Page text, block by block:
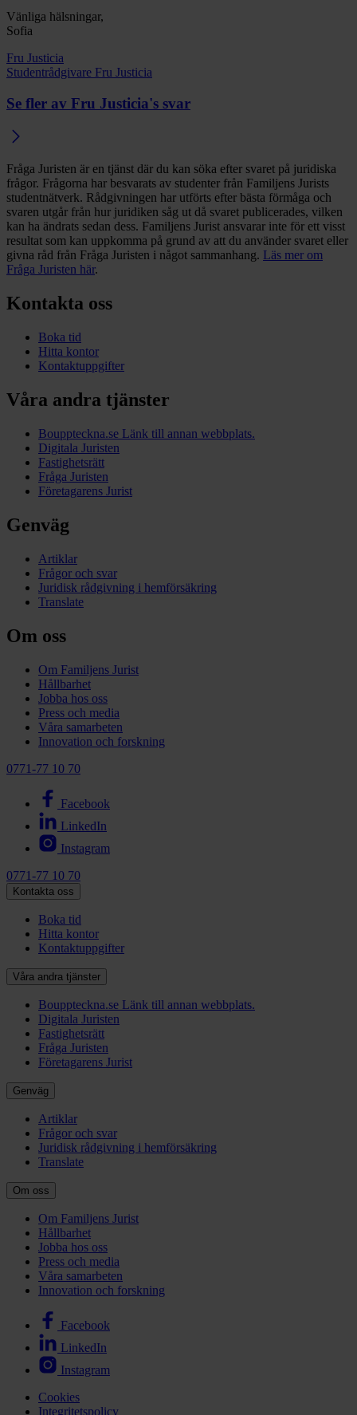
Vänliga hälsningar,
Sofia
Fru Justicia
Studentrådgivare Fru Justicia
Se fler av Fru Justicia's svar
Fråga Juristen är en tjänst där du kan söka efter svaret på juridiska
frågor. Frågorna har besvarats av studenter från Familjens Jurists
studentnätverk. Rådgivningen har utförts efter bästa förmåga och
svaren utgår från hur juridiken såg ut då svaret publicerades, vilken
kan ha ändrats sedan dess. Familjens Jurist ansvarar inte för ett visst
resultat som kan uppkomma på grund av att du använder svaret eller
givna råd från Fråga Juristen i något sammanhang. Läs mer om
Fråga Juristen här.
Kontakta oss
Boka tid
Hitta kontor
Kontaktuppgifter
Våra andra tjänster
Bouppteckna.se Länk till annan webbplats.
Digitala Juristen
Fastighetsrätt
Fråga Juristen
Företagarens Jurist
Genväg
Artiklar
Frågor och svar
Juridisk rådgivning i hemförsäkring
Translate
Om oss
Om Familjens Jurist
Hållbarhet
Jobba hos oss
Press och media
Våra samarbeten
Innovation och forskning
0771-77 10 70
Facebook
LinkedIn
Instagram
0771-77 10 70
Kontakta oss
Boka tid
Hitta kontor
Kontaktuppgifter
Våra andra tjänster
Bouppteckna.se Länk till annan webbplats.
Digitala Juristen
Fastighetsrätt
Fråga Juristen
Företagarens Jurist
Genväg
Artiklar
Frågor och svar
Juridisk rådgivning i hemförsäkring
Translate
Om oss
Om Familjens Jurist
Hållbarhet
Jobba hos oss
Press och media
Våra samarbeten
Innovation och forskning
Facebook
LinkedIn
Instagram
Cookies
Integritetspolicy